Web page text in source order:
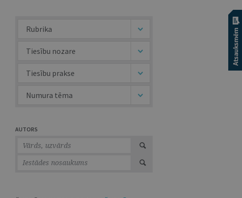
Rubrika
Tiesību nozare
Tiesību prakse
Numura tēma
AUTORS